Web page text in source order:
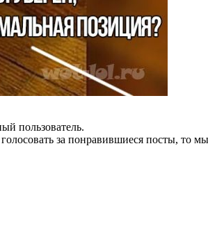
пользователь.
за понравившиеся посты, то